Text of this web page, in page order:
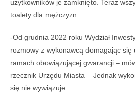
użytkowników je zamknięto. Teraz
toalety dla mężczyzn.
-Od grudnia 2022 roku Wydział
rozmowy z wykonawcą domagając się
ramach obowiązującej gwarancji –
rzecznik Urzędu Miasta – Jednak
się nie wywiązuje.